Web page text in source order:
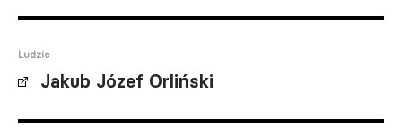
Ludzie
Jakub Józef Orliński